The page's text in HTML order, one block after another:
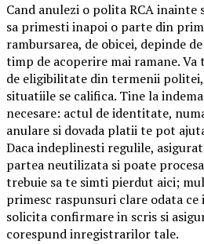
Cand anulezi o polita RCA inainte
sa primesti inapoi o parte din
rambursarea, de obicei, depinde
timp de acoperire mai ramane.
de eligibilitate din termenii
situatiile se califica. Tine la
necesare: actul de identitate,
anulare si dovada platii te pot
Daca indeplinesti regulile,
partea neutilizata si poate
trebuie sa te simti pierdut aici;
primesc raspunsuri clare odata ce
solicita confirmare in scris si
corespund inregistrarilor tale.